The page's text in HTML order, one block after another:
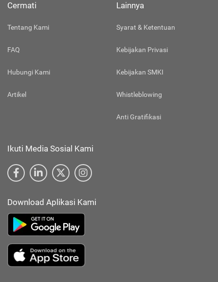
Cermati
Tentang Kami
FAQ
Hubungi Kami
Artikel
Lainnya
Syarat & Ketentuan
Kebijakan Privasi
Kebijakan SMKI
Whistleblowing
Anti Gratifikasi
Ikuti Media Sosial Kami
Download Aplikasi Kami